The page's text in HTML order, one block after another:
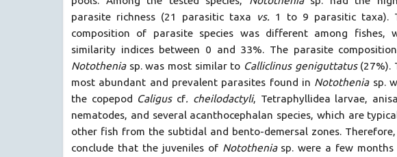
parasite richness (21 parasitic taxa
vs. 1 to 9 parasitic taxa).
composition of parasite species was different among fishes,
similarity indices between 0 and 33%. The parasite
Nototheniasp. was most similar to Calliclinus geniguttatus (27%).
most abundant and prevalent parasites found in Notothenia sp.
the copepod Caligus cf. cheilodactyli, Tetraphyllidea larvae,
nematodes, and several acanthocephalan species, which are
other fish from the subtidal and bento-demersal zones.
conclude that the juveniles of Notothenia sp. were a few months